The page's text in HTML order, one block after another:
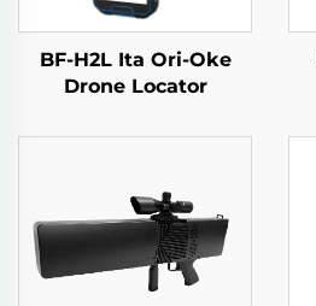
BF-H2L Ita Ori-Oke
Drone Locator